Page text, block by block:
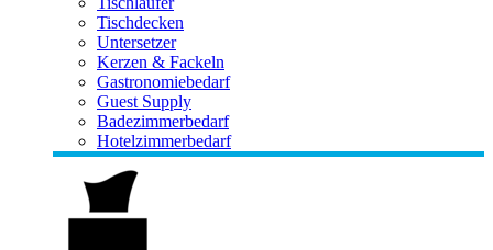
Tischdecken
Untersetzer
Kerzen & Fackeln
Gastronomiebedarf
Guest Supply
Badezimmerbedarf
Hotelzimmerbedarf